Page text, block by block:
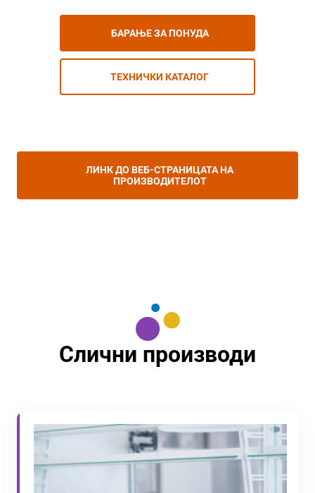
БАРАЊЕ ЗА ПОНУДА
ТЕХНИЧКИ КАТАЛОГ
ЛИНК ДО ВЕБ-СТРАНИЦАТА НА
ПРОИЗВОДИТЕЛОТ
Слични производи